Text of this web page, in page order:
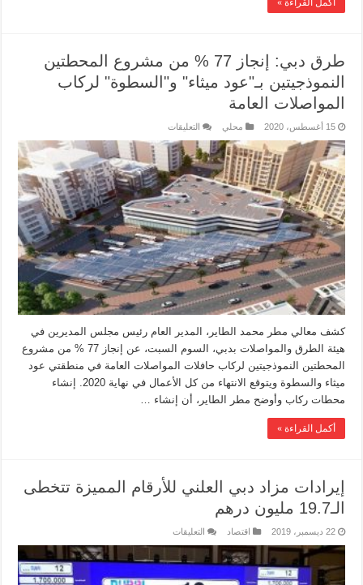
أكمل القراءة »
طرق دبي: إنجاز 77 % من مشروع المحطتين
النموذجيتين بـ"عود ميثاء" و"السطوة" لركاب
المواصلات العامة
15 أغسطس، 2020 محلي التعليقات
كشف معالي مطر محمد الطاير، المدير العام رئيس مجلس المديرين في
هيئة الطرق والمواصلات بدبي، السوم السبت، عن إنجاز 77 % من مشروع
المحطتين النموذجيتين لركاب حافلات المواصلات العامة في منطقتي عود
ميثاء والسطوة ويتوقع الانتهاء من كل الأعمال في نهاية 2020. إنشاء
محطات ركاب وأوضح مطر الطاير، أن إنشاء …
أكمل القراءة »
إيرادات مزاد دبي العلني للأرقام المميزة تتخطى
الـ19.7 مليون درهم
22 ديسمبر، 2019 اقتصاد التعليقات